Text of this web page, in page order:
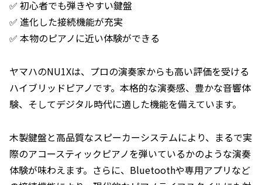
✅ 初心者でも弾きやすい鍵盤
✅ 進化した接続機能が充実
✅ 本物のピアノに近い体験ができる
ヤマハのNU1Xは、プロの演奏家からも高い評価を受ける
ハイブリッドピアノです。本格的な演奏感、豊かな音響体
験、そしてデジタル時代に適した機能を備えています。
木製鍵盤と高品質なスピーカーシステムにより、まるで実
際のアコースティックピアノを弾いているかのような演奏
体験が味わえます。さらに、Bluetoothや専用アプリなど